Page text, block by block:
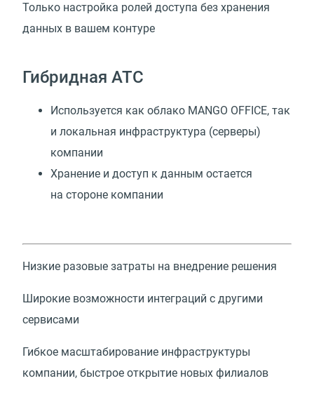
Только настройка ролей доступа без хранения
данных в вашем контуре
Гибридная АТС
Используется как облако MANGO OFFICE, так
и локальная инфраструктура (серверы)
компании
Хранение и доступ к данным остается
на стороне компании
Низкие разовые затраты на внедрение решения
Широкие возможности интеграций с другими
сервисами
Гибкое масштабирование инфраструктуры
компании, быстрое открытие новых филиалов